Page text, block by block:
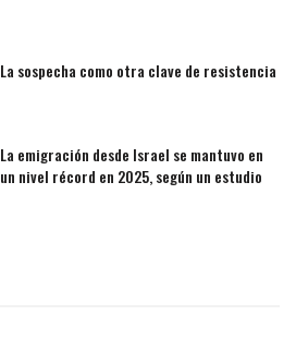
La sospecha como otra clave de resistencia
La emigración desde Israel se mantuvo en
un nivel récord en 2025, según un estudio